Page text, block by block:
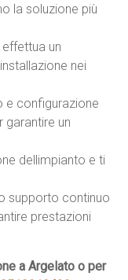
la soluzione più
un
nei
e configurazione
garantire un
dellimpianto e ti
supporto continuo
prestazioni
a Argelato o per